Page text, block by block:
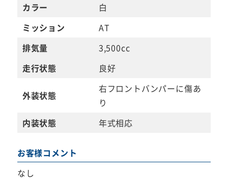
カラー
白
ミッション
AT
排気量
3,500cc
走行状態
良好
外装状態
右フロントバンパーに傷あ
り
内装状態
年式相応
お客様コメント
なし